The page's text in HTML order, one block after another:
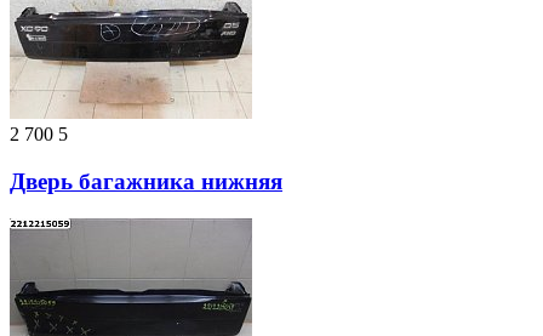
2 700 5
Дверь багажника нижняя